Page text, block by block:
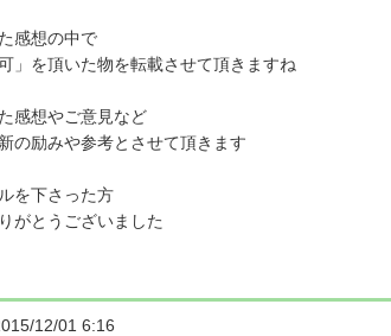
感想の中で
可」を頂いた物を転載させて頂きますね
感想やご意見など
の励みや参考とさせて頂きます
を下さった方
がとうございました
12/01 6:16